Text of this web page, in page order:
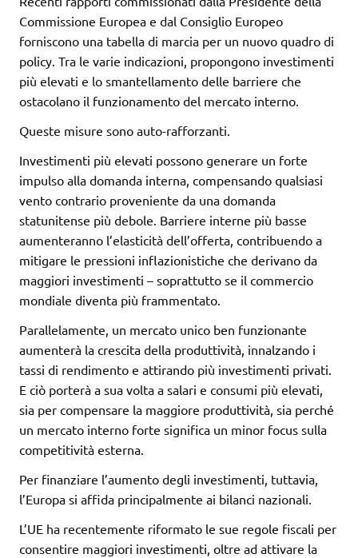
Commissione Europea e dal Consiglio Europeo
forniscono una tabella di marcia per un nuovo quadro di
policy. Tra le varie indicazioni, propongono investimenti
più elevati e lo smantellamento delle barriere che
ostacolano il funzionamento del mercato interno.
Queste misure sono auto-rafforzanti.
Investimenti più elevati possono generare un forte
impulso alla domanda interna, compensando qualsiasi
vento contrario proveniente da una domanda
statunitense più debole. Barriere interne più basse
aumenteranno l’elasticità dell’offerta, contribuendo a
mitigare le pressioni inflazionistiche che derivano da
maggiori investimenti – soprattutto se il commercio
mondiale diventa più frammentato.
Parallelamente, un mercato unico ben funzionante
aumenterà la crescita della produttività, innalzando i
tassi di rendimento e attirando più investimenti privati.
E ciò porterà a sua volta a salari e consumi più elevati,
sia per compensare la maggiore produttività, sia perché
un mercato interno forte significa un minor focus sulla
competitività esterna.
Per finanziare l’aumento degli investimenti, tuttavia,
l’Europa si affida principalmente ai bilanci nazionali.
L’UE ha recentemente riformato le sue regole fiscali per
consentire maggiori investimenti, oltre ad attivare la